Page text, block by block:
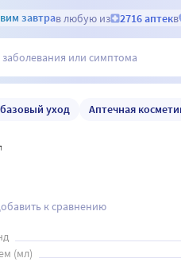
завтрав любую из 2716 аптекв
уход Аптечная
к сравнению
(мл)